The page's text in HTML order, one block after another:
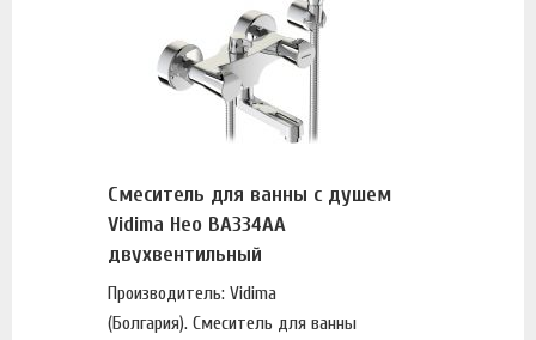
Смеситель для ванны с душем
Vidima Нео BA334AA
двухвентильный
Производитель: Vidima
(Болгария). Смеситель для ванны